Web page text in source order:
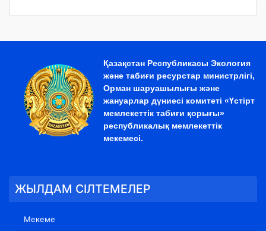
Қазақстан Республикасы Экология
және табиғи ресурстар министрлігі,
Орман шаруашылығы және
жануарлар дүниесі комитеті «Үстірт
мемлекеттік табиғи қорығы»
республикалық мемлекеттік
мекемесі.
ЖЫЛДАМ СІЛТЕМЕЛЕР
Мекеме